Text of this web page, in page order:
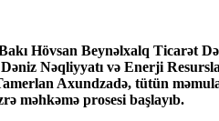
Hövsan Beynəlxalq
Nəqliyyatı və Enerji
Axundzadə, tütün
məhkəmə prosesi başlayıb.